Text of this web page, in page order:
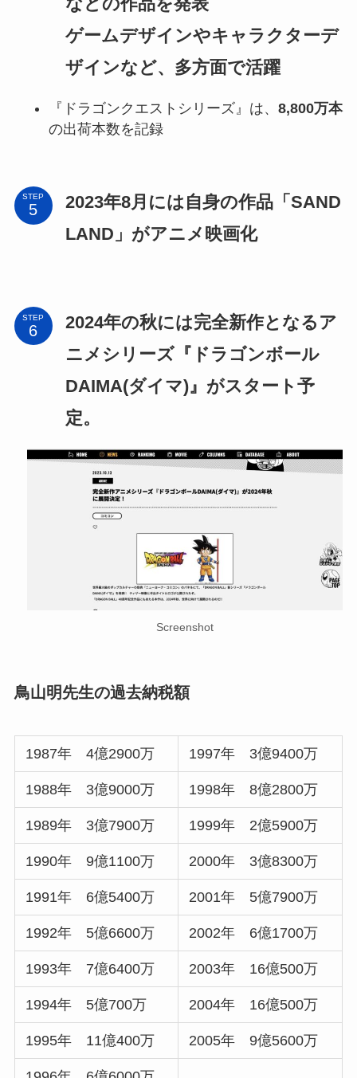
ゲームデザインやキャラクターデ
ザインなど、多方面で活躍
『ドラゴンクエストシリーズ』は、 8,800万本
の出荷本数を記録
STEP
2023年8月には自身の作品「SAND
LAND」がアニメ映画化
STEP
2024年の秋には完全新作となるア
ニメシリーズ『ドラゴンボール
DAIMA(ダイマ)』がスタート予
定。
Screenshot
鳥山明先生の過去納税額
1987年 4億2900万 1997年 3億9400万
1988年 3億9000万 1998年 8億2800万
1989年 3億7900万 1999年 2億5900万
1990年 9億1100万 2000年 3億8300万
1991年 6億5400万 2001年 5億7900万
1992年 5億6600万 2002年 6億1700万
1993年 7億6400万 2003年 16億500万
1994年 5億700万 2004年 16億500万
1995年 11億400万 2005年 9億5600万